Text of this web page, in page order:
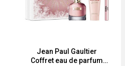
Jean Paul Gaultier
Coffret eau de parfum